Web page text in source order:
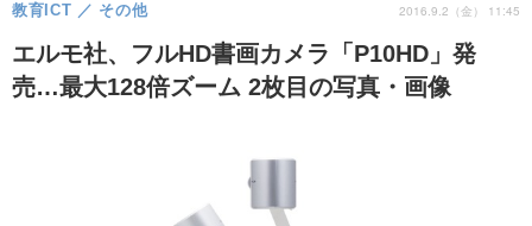
エルモ社、フルHD書画カメラ「P10HD」発
売…最大128倍ズーム 2枚目の写真・画像
教育ICT その他 2016.9.2（金） 11:45